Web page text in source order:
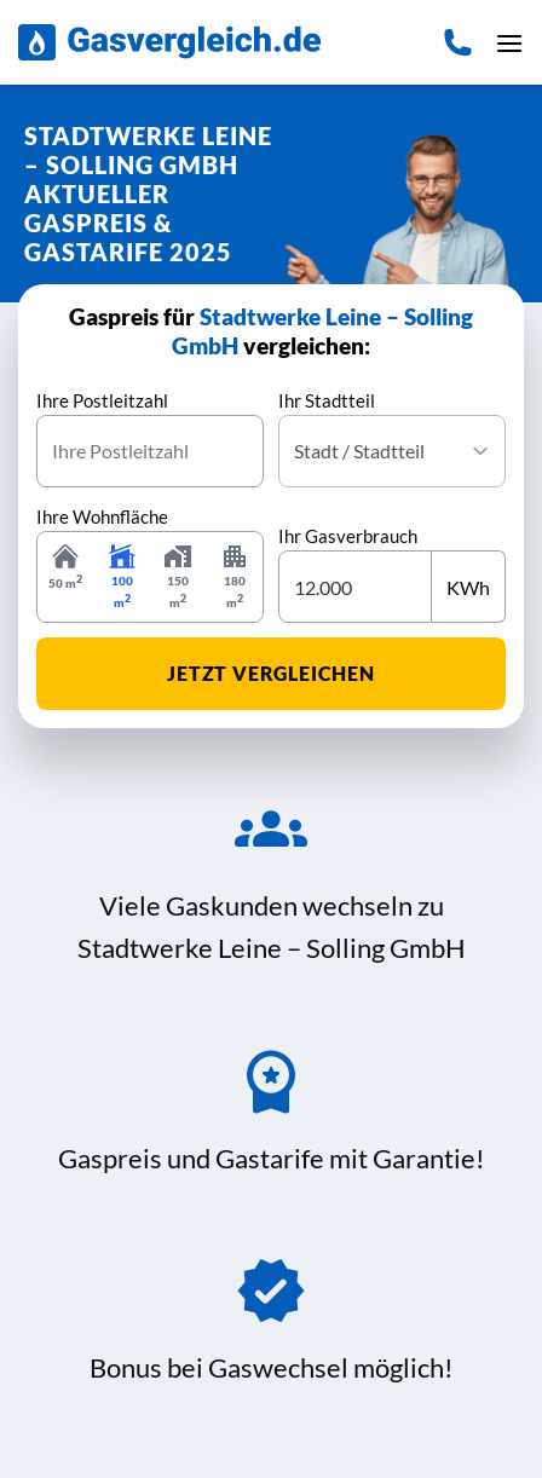
Inhalt
STADTWERKE LEINE
– SOLLING GMBH
AKTUELLER
GASPREIS &
GASTARIFE 2025
Gaspreis fürStadtwerke Leine – Solling
GmbHvergleichen:
Ihre Postleitzahl Ihr Stadtteil
Ihre Wohnfläche
50 m2
100
m2
150
m2
180
m2
Ihr Gasverbrauch
KWh
JETZT VERGLEICHEN
Viele Gaskunden wechseln zu
Stadtwerke Leine – Solling GmbH
Gaspreis und Gastarife mit Garantie!
Bonus bei Gaswechsel möglich!